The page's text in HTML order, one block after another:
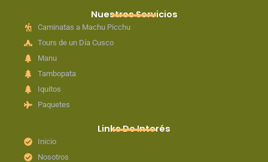
Nuestros Servicios
Caminatas a Machu Picchu
Tours de un Día Cusco
Manu
Tambopata
Iquitos
Paquetes
Links De Interés
Inicio
Nosotros